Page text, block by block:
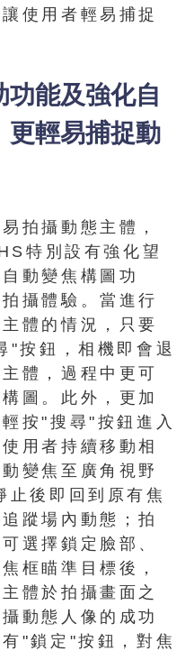
使用者輕易捕捉
功能及強化自
輕易捕捉動
拍攝動態主體，
特別設有強化望
動變焦構圖功
攝體驗。當進行
體的情況，只要
"按鈕，相機即會退
體，過程中更可
圖。此外，更加
按"搜尋"按鈕進入
用者持續移動相
變焦至廣角視野
止後即回到原有焦
蹤場內動態；拍
選擇鎖定臉部、
框瞄準目標後，
體於拍攝畫面之
動態人像的成功
"鎖定"按鈕，對焦